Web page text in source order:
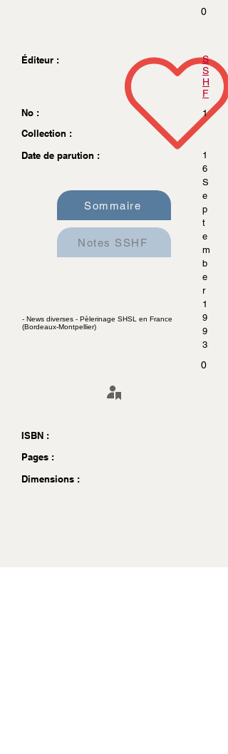
0
Éditeur :
S
S
H
F
No :
1
Collection :
Date de parution :
1
6
S
e
p
t
e
m
b
e
r
1
9
9
3
0
ISBN :
Pages :
Dimensions :
Sommaire
Notes SSHF
- News diverses - Pèlerinage SHSL en France
(Bordeaux-Montpellier)